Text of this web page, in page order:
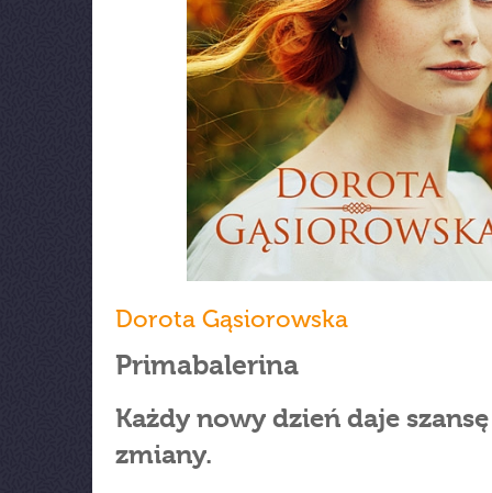
Dorota Gąsiorowska
Primabalerina
Każdy nowy dzień daje
zmiany.